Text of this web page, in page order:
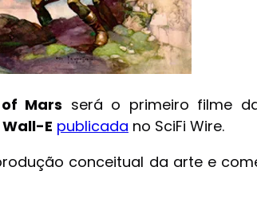
Mars será o primeiro filme
Wall-E publicada no SciFi Wire.
conceitual da arte e